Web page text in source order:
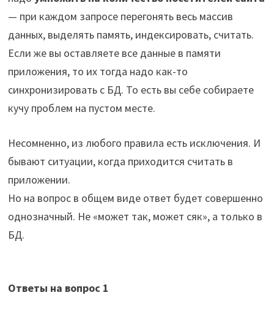
— при каждом запросе перегонять весь массив
данных, выделять память, индексировать, считать.
Если же вы оставляете все данные в памяти
приложения, то их тогда надо как-то
синхронизировать с БД. То есть вы себе собираете
кучу проблем на пустом месте.
Несомненно, из любого правила есть исключения. И
бывают ситуации, когда приходится считать в
приложении.
Но на вопрос в общем виде ответ будет совершенно
однозначный. Не «может так, может сяк», а только в
БД.
Ответы на вопрос 1